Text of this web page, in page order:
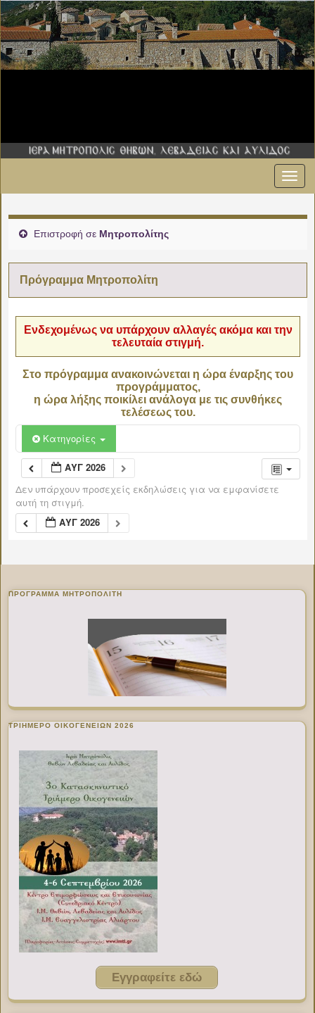
Επιστροφή σε Μητροπολίτης
Πρόγραμμα Μητροπολίτη
Ενδεχομένως να υπάρχουν αλλαγές ακόμα και την
τελευταία στιγμή.
Στο πρόγραμμα ανακοινώνεται η ώρα έναρξης του
προγράμματος,
η ώρα λήξης ποικίλει ανάλογα με τις συνθήκες
τελέσεως του.
Κατηγορίες
ΑΥΓ 2026
Δεν υπάρχουν προσεχείς εκδηλώσεις για να εμφανίσετε
αυτή τη στιγμή.
ΑΥΓ 2026
ΠΡΌΓΡΑΜΜΑ ΜΗΤΡΟΠΟΛΊΤΗ
ΤΡΙΗΜΕΡΟ ΟΙΚΟΓΕΝΕΙΩΝ 2026
Εγγραφείτε εδώ